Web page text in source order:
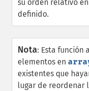
su orden relativo
definido.
Nota: Esta función
elementos en
existentes que
lugar de reordenar